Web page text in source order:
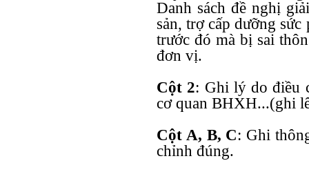
Danh sách đề nghị
sản, trợ cấp dưỡng
trước đó mà bị sai
đơn vị.
Cột 2: Ghi lý do điều
cơ quan BHXH...(ghi
Cột A, B, C: Ghi
chỉnh đúng.